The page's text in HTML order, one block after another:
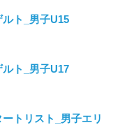
ト_男子U15
ト_男子U17
トリスト_男子エリ